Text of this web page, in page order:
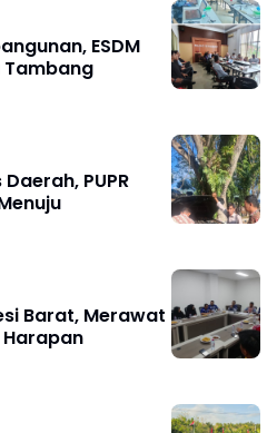
ESDM
Tambang
PUPR
Barat, Merawat